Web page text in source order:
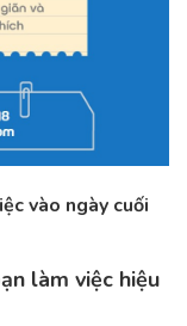
vào ngày cuối
làm việc hiệu